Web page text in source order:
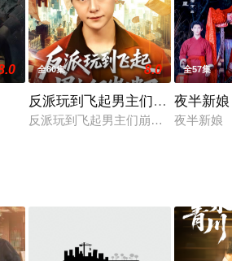
全80集 8.0
反派玩到飞起男主们崩溃了
反派玩到飞起男主们崩溃了
全57集
夜半新娘
夜半新娘